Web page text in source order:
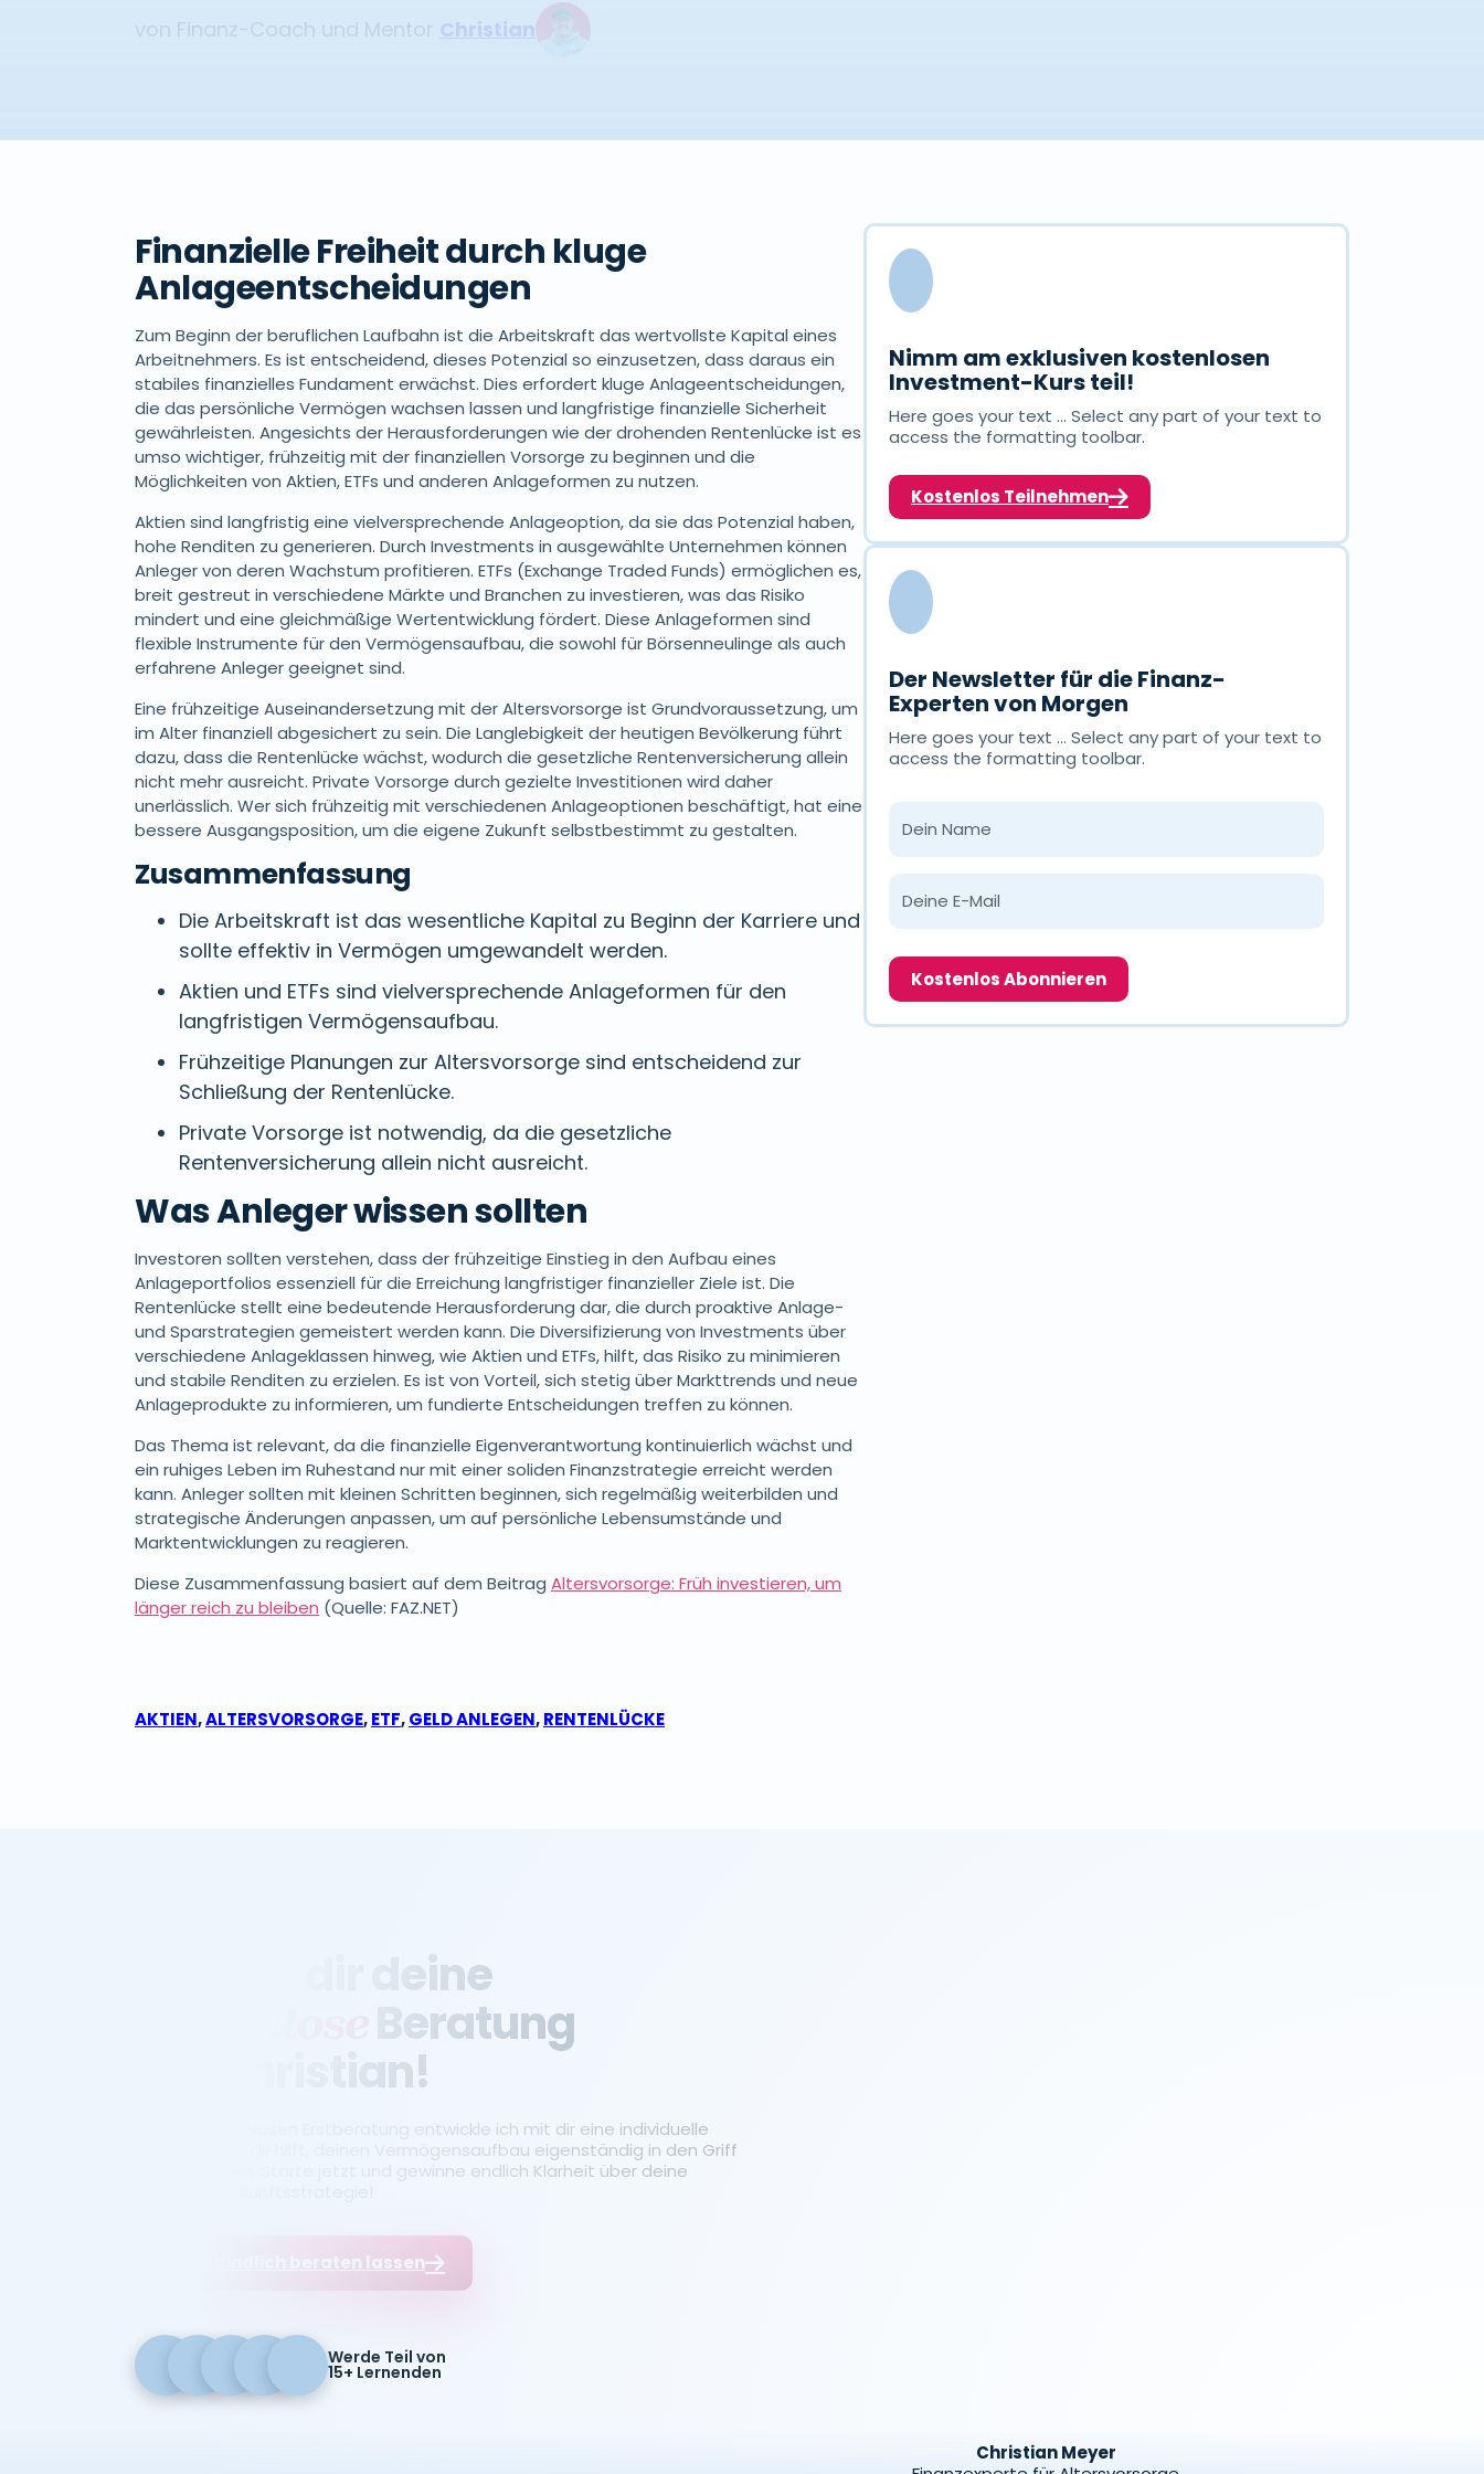
von Finanz-Coach und Mentor Christian
Finanzielle Freiheit durch kluge
Anlageentscheidungen
Zum Beginn der beruflichen Laufbahn ist die Arbeitskraft das wertvollste Kapital eines
Arbeitnehmers. Es ist entscheidend, dieses Potenzial so einzusetzen, dass daraus ein
stabiles finanzielles Fundament erwächst. Dies erfordert kluge Anlageentscheidungen,
die das persönliche Vermögen wachsen lassen und langfristige finanzielle Sicherheit
gewährleisten. Angesichts der Herausforderungen wie der drohenden Rentenlücke ist es
umso wichtiger, frühzeitig mit der finanziellen Vorsorge zu beginnen und die
Möglichkeiten von Aktien, ETFs und anderen Anlageformen zu nutzen.
Aktien sind langfristig eine vielversprechende Anlageoption, da sie das Potenzial haben,
hohe Renditen zu generieren. Durch Investments in ausgewählte Unternehmen können
Anleger von deren Wachstum profitieren. ETFs (Exchange Traded Funds) ermöglichen es,
breit gestreut in verschiedene Märkte und Branchen zu investieren, was das Risiko
mindert und eine gleichmäßige Wertentwicklung fördert. Diese Anlageformen sind
flexible Instrumente für den Vermögensaufbau, die sowohl für Börsenneulinge als auch
erfahrene Anleger geeignet sind.
Eine frühzeitige Auseinandersetzung mit der Altersvorsorge ist Grundvoraussetzung, um
im Alter finanziell abgesichert zu sein. Die Langlebigkeit der heutigen Bevölkerung führt
dazu, dass die Rentenlücke wächst, wodurch die gesetzliche Rentenversicherung allein
nicht mehr ausreicht. Private Vorsorge durch gezielte Investitionen wird daher
unerlässlich. Wer sich frühzeitig mit verschiedenen Anlageoptionen beschäftigt, hat eine
bessere Ausgangsposition, um die eigene Zukunft selbstbestimmt zu gestalten.
Zusammenfassung
Die Arbeitskraft ist das wesentliche Kapital zu Beginn der Karriere und
sollte effektiv in Vermögen umgewandelt werden.
Aktien und ETFs sind vielversprechende Anlageformen für den
langfristigen Vermögensaufbau.
Frühzeitige Planungen zur Altersvorsorge sind entscheidend zur
Schließung der Rentenlücke.
Private Vorsorge ist notwendig, da die gesetzliche
Rentenversicherung allein nicht ausreicht.
Was Anleger wissen sollten
Investoren sollten verstehen, dass der frühzeitige Einstieg in den Aufbau eines
Anlageportfolios essenziell für die Erreichung langfristiger finanzieller Ziele ist. Die
Rentenlücke stellt eine bedeutende Herausforderung dar, die durch proaktive Anlage-
und Sparstrategien gemeistert werden kann. Die Diversifizierung von Investments über
verschiedene Anlageklassen hinweg, wie Aktien und ETFs, hilft, das Risiko zu minimieren
und stabile Renditen zu erzielen. Es ist von Vorteil, sich stetig über Markttrends und neue
Anlageprodukte zu informieren, um fundierte Entscheidungen treffen zu können.
Das Thema ist relevant, da die finanzielle Eigenverantwortung kontinuierlich wächst und
ein ruhiges Leben im Ruhestand nur mit einer soliden Finanzstrategie erreicht werden
kann. Anleger sollten mit kleinen Schritten beginnen, sich regelmäßig weiterbilden und
strategische Änderungen anpassen, um auf persönliche Lebensumstände und
Marktentwicklungen zu reagieren.
Diese Zusammenfassung basiert auf dem Beitrag Altersvorsorge: Früh investieren, um
länger reich zu bleiben (Quelle: FAZ.NET)
AKTIEN,ALTERSVORSORGE,ETF,GELD ANLEGEN,RENTENLÜCKE
Nimm am exklusiven kostenlosen
Investment-Kurs teil!
Here goes your text ... Select any part of your text to
access the formatting toolbar.
Kostenlos Teilnehmen
Der Newsletter für die Finanz-
Experten von Morgen
Here goes your text ... Select any part of your text to
access the formatting toolbar.
Sichere dir deine
Beratung
mit Christian!
In einer kostenlosen Erstberatung entwickle ich mit dir eine individuelle
Strategie, die dir hilft, deinen Vermögensaufbau eigenständig in den Griff
zu bekommen. Starte jetzt und gewinne endlich Klarheit über deine
Unverbindlich beraten lassen
Werde Teil von
15+ Lernenden
Christian Meyer